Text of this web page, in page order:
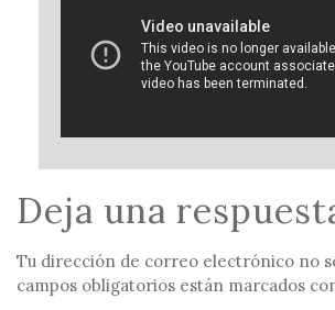
Deja una
Tu dirección de correo electrónico no
campos obligatorios están marcados